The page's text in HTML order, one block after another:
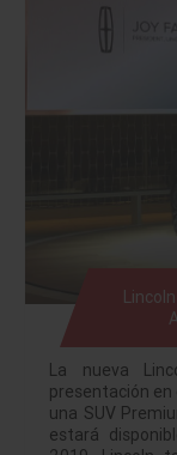
La nueva
presentación en
una SUV
estará